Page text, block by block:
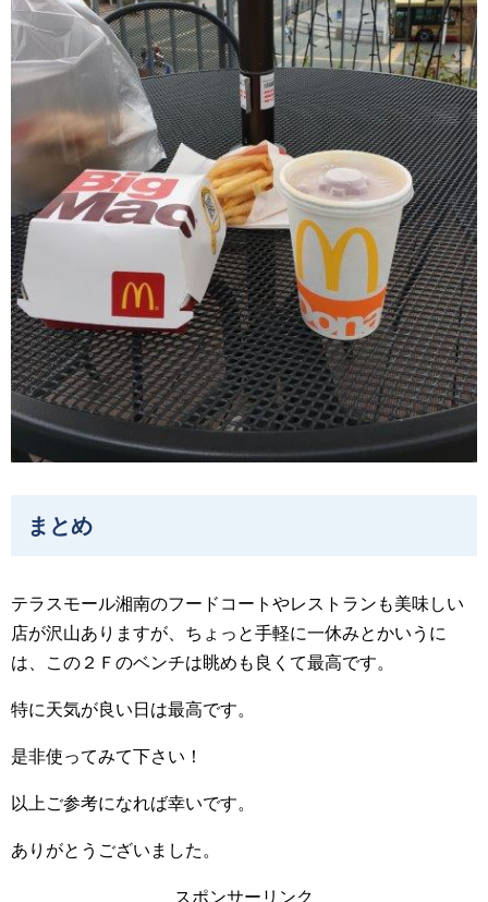
まとめ
テラスモール湘南のフードコートやレストランも美味しい
店が沢山ありますが、ちょっと手軽に一休みとかいうに
は、この２Ｆのベンチは眺めも良くて最高です。
特に天気が良い日は最高です。
是非使ってみて下さい！
以上ご参考になれば幸いです。
ありがとうございました。
スポンサーリンク